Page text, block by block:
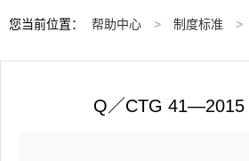
您当前位置： 帮助中心 > 制度标准 >
Q／CTG 41—2015